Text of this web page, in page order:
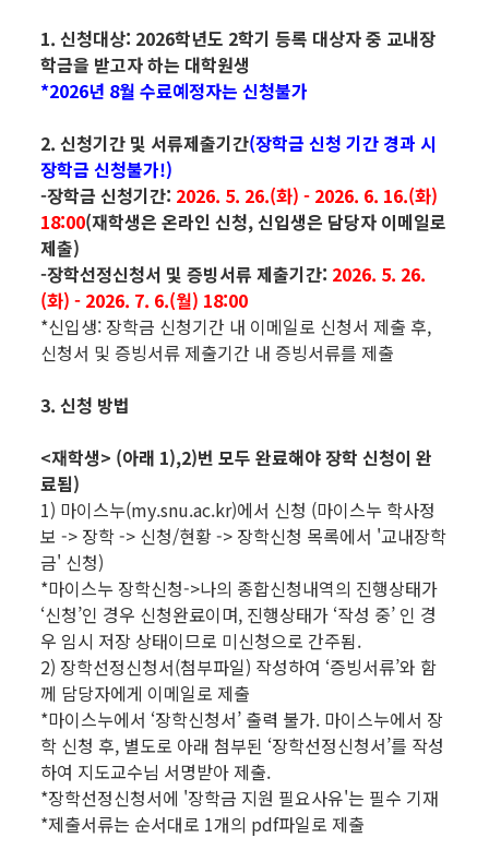
1. 신청대상: 2026학년도 2학기 등록 대상자 중 교내장
학금을 받고자 하는 대학원생
*2026년 8월 수료예정자는 신청불가
2. 신청기간 및 서류제출기간(장학금 신청 기간 경과 시
장학금 신청불가!)
-장학금 신청기간: 2026. 5. 26.(화) - 2026. 6. 16.(화)
18:00(재학생은 온라인 신청, 신입생은 담당자 이메일로
제출)
-장학선정신청서 및 증빙서류 제출기간: 2026. 5. 26.
(화) - 2026. 7. 6.(월) 18:00
*신입생: 장학금 신청기간 내 이메일로 신청서 제출 후,
신청서 및 증빙서류 제출기간 내 증빙서류를 제출
3. 신청 방법
<재학생> (아래 1),2)번 모두 완료해야 장학 신청이 완
료됨)
1) 마이스누(my.snu.ac.kr)에서 신청 (마이스누 학사정
보 -> 장학 -> 신청/현황 -> 장학신청 목록에서 '교내장학
금' 신청)
*마이스누 장학신청->나의 종합신청내역의 진행상태가
‘신청’인 경우 신청완료이며, 진행상태가 ‘작성 중’ 인 경
우 임시 저장 상태이므로 미신청으로 간주됨.
2) 장학선정신청서(첨부파일) 작성하여 ‘증빙서류’와 함
께 담당자에게 이메일로 제출
*마이스누에서 ‘장학신청서’ 출력 불가. 마이스누에서 장
학 신청 후, 별도로 아래 첨부된 ‘장학선정신청서’를 작성
하여 지도교수님 서명받아 제출.
*장학선정신청서에 '장학금 지원 필요사유'는 필수 기재
*제출서류는 순서대로 1개의 pdf파일로 제출